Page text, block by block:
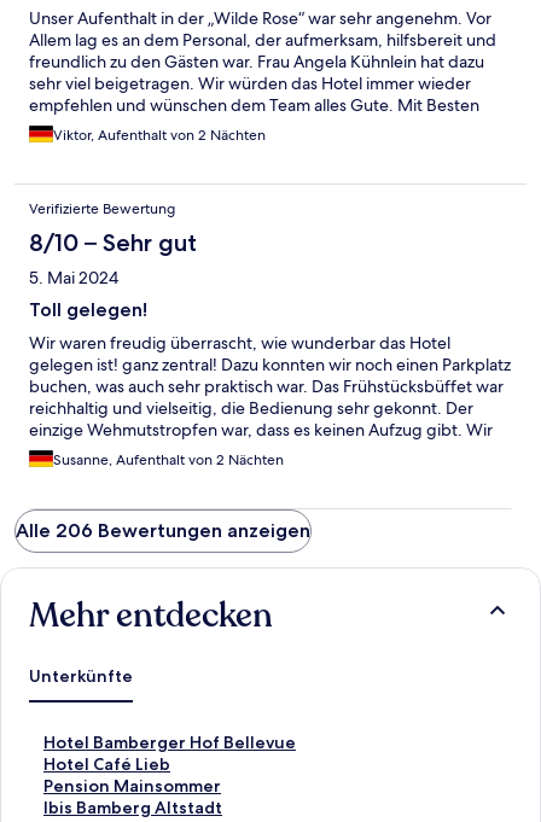
Unser Aufenthalt in der „Wilde Rose“ war sehr angenehm. Vor
Allem lag es an dem Personal, der aufmerksam, hilfsbereit und
freundlich zu den Gästen war. Frau Angela Kühnlein hat dazu
sehr viel beigetragen. Wir würden das Hotel immer wieder
empfehlen und wünschen dem Team alles Gute. Mit Besten
Grüßen Viktor und Anna Jahnke
Viktor, Aufenthalt von 2 Nächten
Verifizierte Bewertung
8/10 – Sehr gut
5. Mai 2024
Toll gelegen!
Wir waren freudig überrascht, wie wunderbar das Hotel
gelegen ist! ganz zentral! Dazu konnten wir noch einen Parkplatz
buchen, was auch sehr praktisch war. Das Frühstücksbüffet war
reichhaltig und vielseitig, die Bedienung sehr gekonnt. Der
einzige Wehmutstropfen war, dass es keinen Aufzug gibt. Wir
sind beide um die 80...
Susanne, Aufenthalt von 2 Nächten
Alle 206 Bewertungen anzeigen
Mehr entdecken
Unterkünfte
Hotel Bamberger Hof Bellevue
L
i
n
k
Hotel Café Lieb
L
i
n
Pension Mainsommer
L
iIbis Bamberg Altstadt
L